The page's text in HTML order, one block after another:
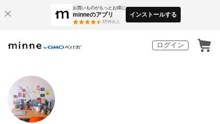
お買いものがもっとお得に
minneのアプリ
3万件以上
インストールする
ログイン